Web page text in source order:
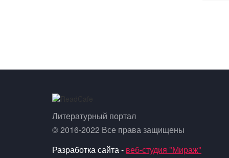
Литературный портал
© 2016-2022 Все права защищены
Разработка сайта - веб-студия "Мираж"